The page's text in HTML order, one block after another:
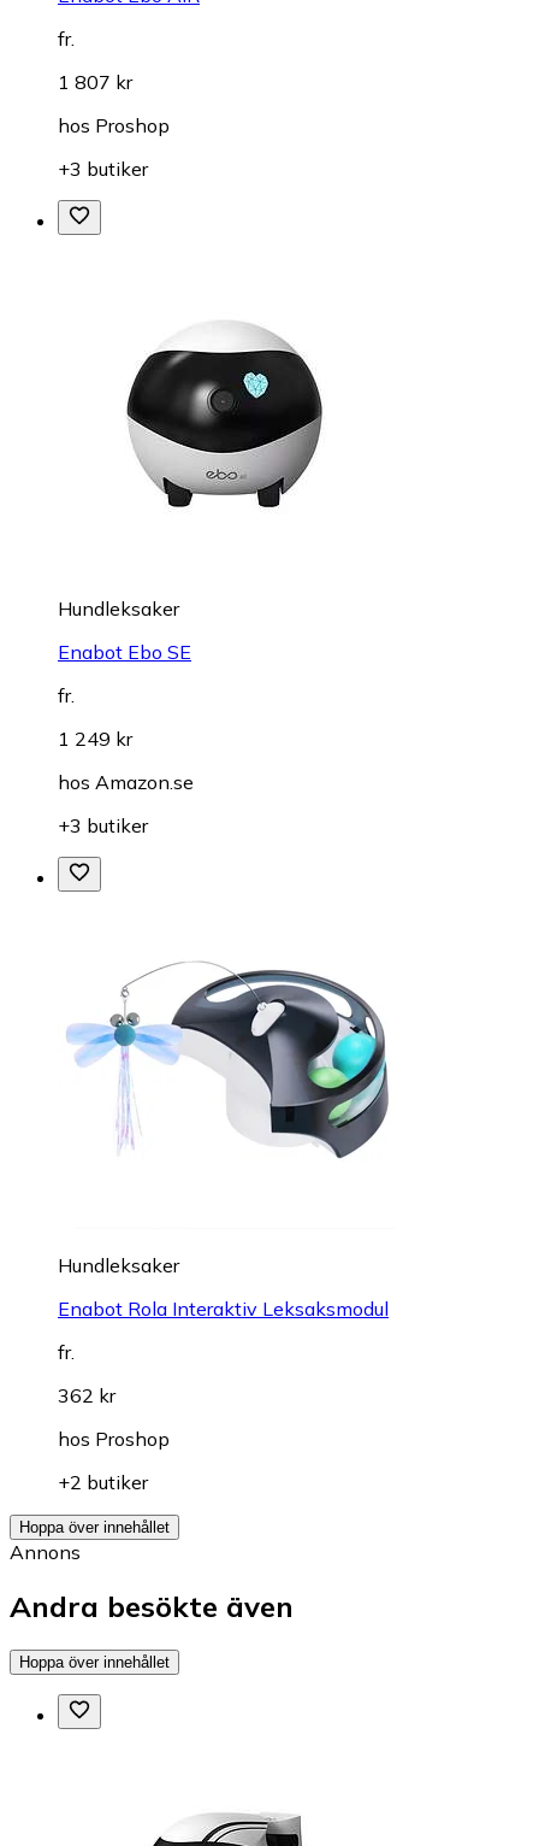
fr.
1 807 kr
hos Proshop
+3 butiker
Hundleksaker
Enabot Ebo SE
fr.
1 249 kr
hos Amazon.se
+3 butiker
Hundleksaker
Enabot Rola Interaktiv Leksaksmodul
fr.
362 kr
hos Proshop
+2 butiker
Hoppa över innehållet
Annons
Andra besökte även
Hoppa över innehållet